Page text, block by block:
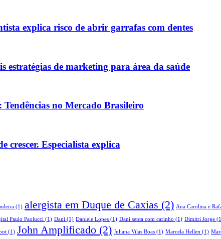
explica risco de abrir garrafas com dentes
estratégias de marketing para área da saúde
no Mercado Brasileiro
crescer. Especialista explica
(1) alergista em Duque de Caxias (2) Ana Carolina e
Paulo Paolucci (1) Dani (1) Daniele Lopes (1) Dani senta com carinho (1) Dimitri Jorge
(1) John Amplificado (2) Juliana Vilas Boas (1) Marcela Hellen (1)